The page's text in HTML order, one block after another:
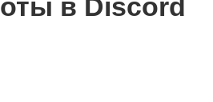
в Discord